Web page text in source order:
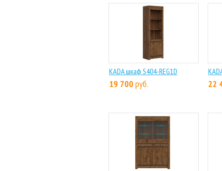
KADA шкаф S404-REG1D
19 700руб. 22